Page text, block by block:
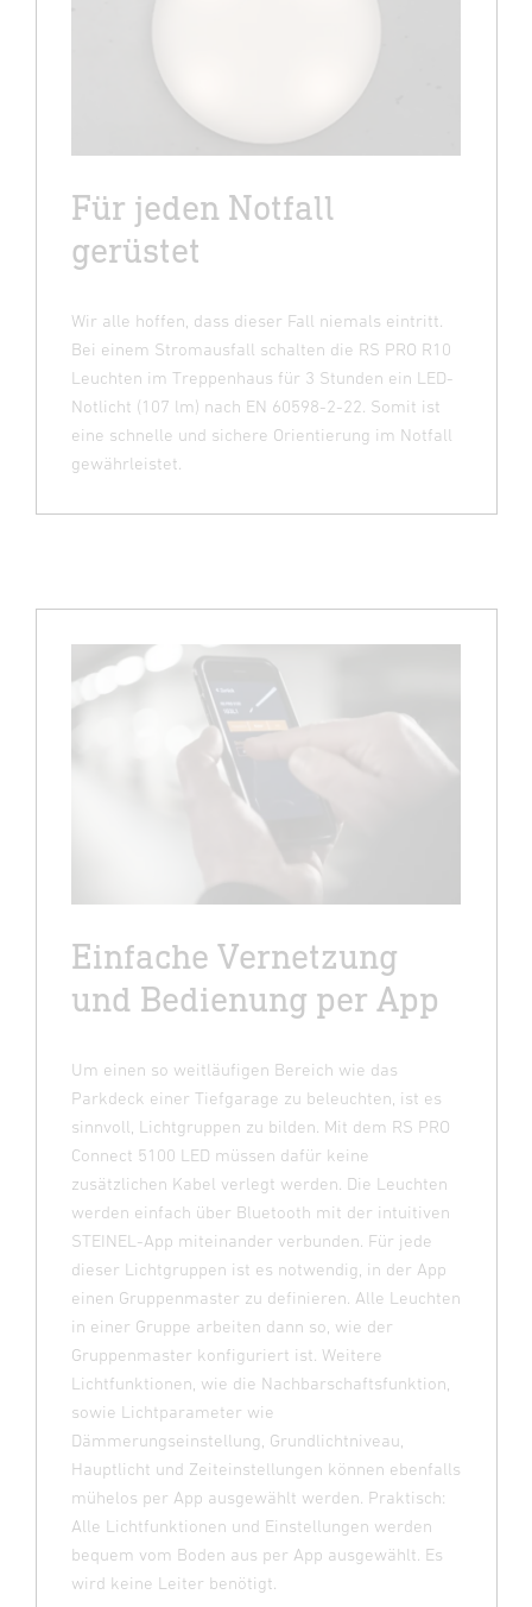
Für jeden Notfall
gerüstet
Wir alle hoffen, dass dieser Fall niemals eintritt.
Bei einem Stromausfall schalten die RS PRO R10
Leuchten im Treppenhaus für 3 Stunden ein LED-
Notlicht (107 lm) nach EN 60598-2-22. Somit ist
eine schnelle und sichere Orientierung im Notfall
gewährleistet.
Einfache Vernetzung
und Bedienung per App
Um einen so weitläufigen Bereich wie das
Parkdeck einer Tiefgarage zu beleuchten, ist es
sinnvoll, Lichtgruppen zu bilden. Mit dem RS PRO
Connect 5100 LED müssen dafür keine
zusätzlichen Kabel verlegt werden. Die Leuchten
werden einfach über Bluetooth mit der intuitiven
STEINEL-App miteinander verbunden. Für jede
dieser Lichtgruppen ist es notwendig, in der App
einen Gruppenmaster zu definieren. Alle Leuchten
in einer Gruppe arbeiten dann so, wie der
Gruppenmaster konfiguriert ist. Weitere
Lichtfunktionen, wie die Nachbarschaftsfunktion,
sowie Lichtparameter wie
Dämmerungseinstellung, Grundlichtniveau,
Hauptlicht und Zeiteinstellungen können ebenfalls
mühelos per App ausgewählt werden. Praktisch:
Alle Lichtfunktionen und Einstellungen werden
bequem vom Boden aus per App ausgewählt. Es
wird keine Leiter benötigt.